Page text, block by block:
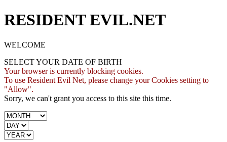
RESIDENT EVIL.NET
WELCOME
SELECT YOUR DATE OF BIRTH
Your browser is currently blocking cookies.
To use Resident Evil Net, please change your Cookies setting to
"Allow".
Sorry, we can't grant you access to this site this time.